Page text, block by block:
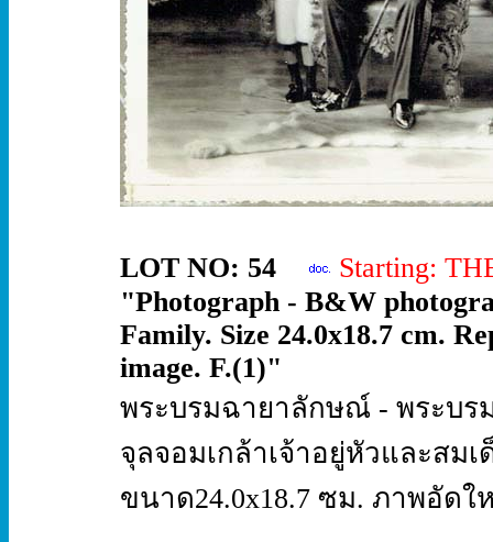
LOT NO: 54
Starting:
"Photograph - B&W
Family. Size 24.0x18.7 cm.
image. F.(1)"
พระบรมฉายาลักษณ์ - พระบ
จุลจอมเกล้าเจ้าอยู่หัวและสม
ขนาด24.0x18.7 ซม. ภาพอัด